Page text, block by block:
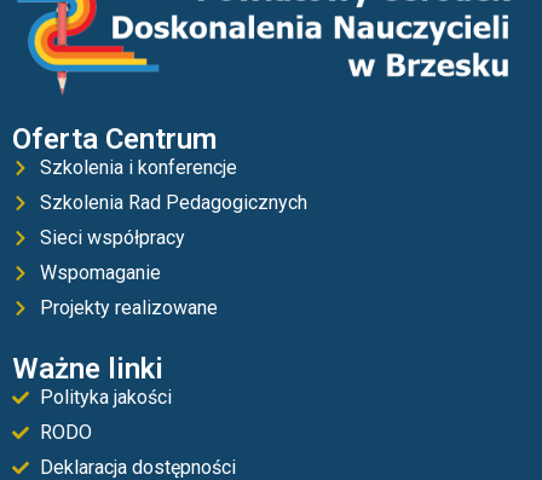
Oferta Centrum
Szkolenia i konferencje
Szkolenia Rad Pedagogicznych
Sieci współpracy
Wspomaganie
Projekty realizowane
Ważne linki
Polityka jakości
RODO
Deklaracja dostępności